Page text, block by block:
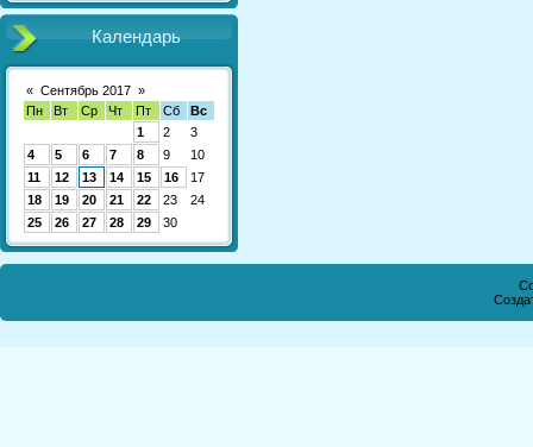
Календарь
« Сентябрь 2017 »
Пн
Вт Ср Чт Пт Сб
Вс
1
2
3
4
5 6 7 8 9
10
11
12 13 14 15 16
17
18
19 20 21 22 23
24
25
26 27 28 29 30